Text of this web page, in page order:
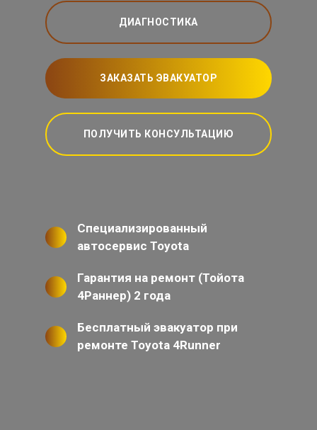
ДИАГНОСТИКА
ЗАКАЗАТЬ ЭВАКУАТОР
ПОЛУЧИТЬ КОНСУЛЬТАЦИЮ
Специализированный
автосервис Toyota
Гарантия на ремонт (Тойота
4Раннер) 2 года
Бесплатный эвакуатор при
ремонте Toyota 4Runner